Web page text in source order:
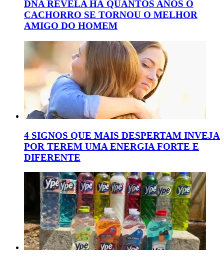
DNA REVELA HÁ QUANTOS ANOS O
CACHORRO SE TORNOU O MELHOR
AMIGO DO HOMEM
4 SIGNOS QUE MAIS DESPERTAM INVEJA
POR TEREM UMA ENERGIA FORTE E
DIFERENTE